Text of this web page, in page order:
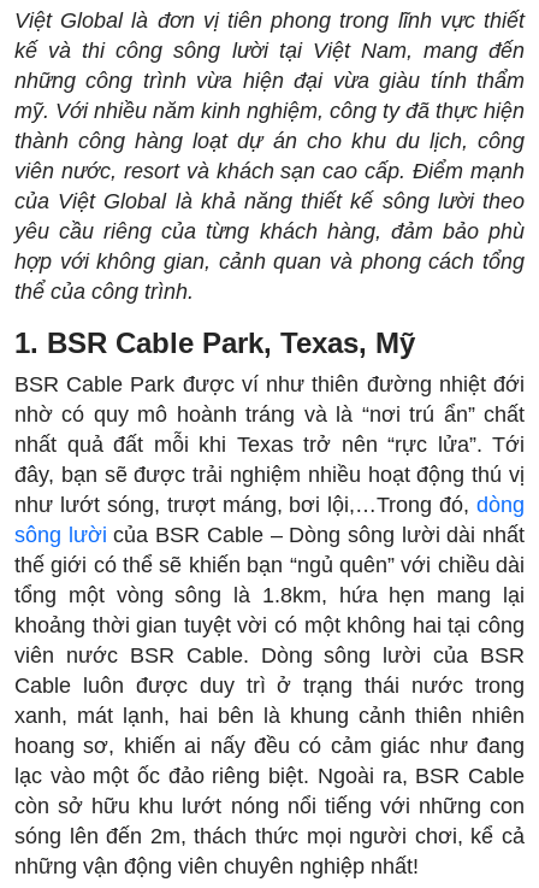
Việt Global là đơn vị tiên phong trong lĩnh vực thiết
kế và thi công sông lười tại Việt Nam, mang đến
những công trình vừa hiện đại vừa giàu tính thẩm
mỹ. Với nhiều năm kinh nghiệm, công ty đã thực hiện
thành công hàng loạt dự án cho khu du lịch, công
viên nước, resort và khách sạn cao cấp. Điểm mạnh
của Việt Global là khả năng thiết kế sông lười theo
yêu cầu riêng của từng khách hàng, đảm bảo phù
hợp với không gian, cảnh quan và phong cách tổng
thể của công trình.
1. BSR Cable Park, Texas, Mỹ
BSR Cable Park được ví như thiên đường nhiệt đới
nhờ có quy mô hoành tráng và là “nơi trú ẩn” chất
nhất quả đất mỗi khi Texas trở nên “rực lửa”. Tới
đây, bạn sẽ được trải nghiệm nhiều hoạt động thú vị
như lướt sóng, trượt máng, bơi lội,…Trong đó, dòng
sông lười của BSR Cable – Dòng sông lười dài nhất
thế giới có thể sẽ khiến bạn “ngủ quên” với chiều dài
tổng một vòng sông là 1.8km, hứa hẹn mang lại
khoảng thời gian tuyệt vời có một không hai tại công
viên nước BSR Cable. Dòng sông lười của BSR
Cable luôn được duy trì ở trạng thái nước trong
xanh, mát lạnh, hai bên là khung cảnh thiên nhiên
hoang sơ, khiến ai nấy đều có cảm giác như đang
lạc vào một ốc đảo riêng biệt. Ngoài ra, BSR Cable
còn sở hữu khu lướt nóng nổi tiếng với những con
sóng lên đến 2m, thách thức mọi người chơi, kể cả
những vận động viên chuyên nghiệp nhất!